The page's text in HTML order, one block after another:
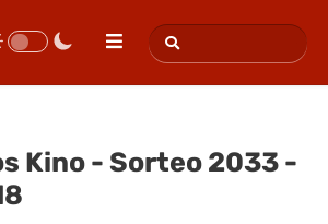
Kino - Sorteo 2033 -